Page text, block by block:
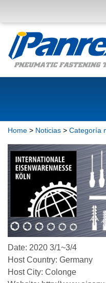
Home > Noticias > Categoría
Date: 2020 3/1~3/4
Host Country: Germany
Host City: Colonge